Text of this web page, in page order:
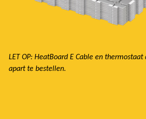
LET OP: HeatBoard E Cable en
apart te bestellen.